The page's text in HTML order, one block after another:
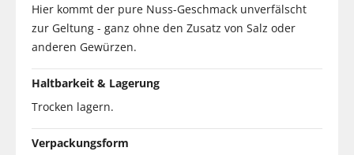
Hier kommt der pure Nuss-Geschmack unverfälscht
zur Geltung - ganz ohne den Zusatz von Salz oder
anderen Gewürzen.
Haltbarkeit & Lagerung
Trocken lagern.
Verpackungsform